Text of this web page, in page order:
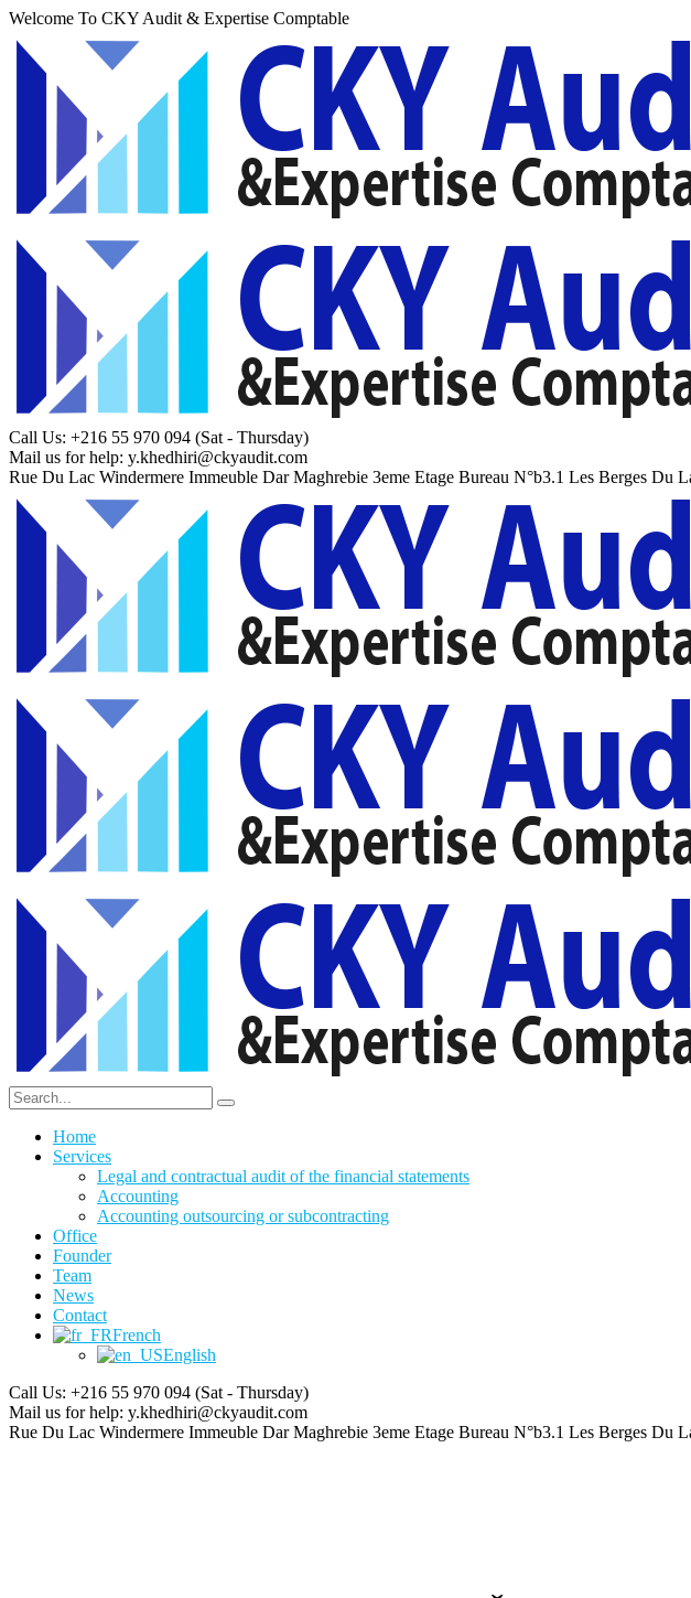
Welcome To CKY Audit & Expertise Comptable
Call Us: +216 55 970 094 (Sat - Thursday)
Mail us for help: y.khedhiri@ckyaudit.com
Rue Du Lac Windermere Immeuble Dar Maghrebie 3eme Etage Bureau N°b3.1 Les Berges Du
Home
Services
Legal and contractual audit of the financial statements
Accounting
Accounting outsourcing or subcontracting
Office
Founder
Team
News
Contact
French
English
Call Us: +216 55 970 094 (Sat - Thursday)
Mail us for help: y.khedhiri@ckyaudit.com
Rue Du Lac Windermere Immeuble Dar Maghrebie 3eme Etage Bureau N°b3.1 Les Berges Du